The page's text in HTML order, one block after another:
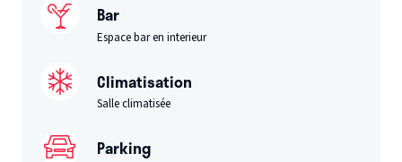
Bar
Espace bar en interieur
Climatisation
Salle climatisée
Parking